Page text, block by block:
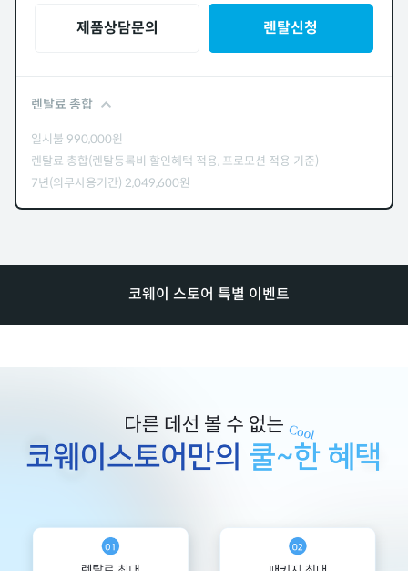
제품상담문의 렌탈신청
렌탈료 총합
일시불 990,000원
렌탈료 총합(렌탈등록비 할인혜택 적용, 프로모션 적용 기준)
7년(의무사용기간) 2,049,600원
코웨이 스토어 특별 이벤트